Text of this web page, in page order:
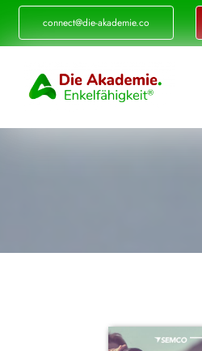
Zum
Inhalt
connect@die-akademie.co